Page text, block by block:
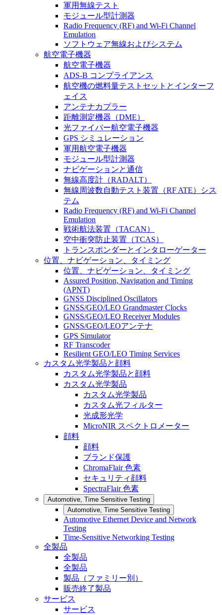
軍用無線テスト
モジュール型計測器
Radio Frequency (RF) and Wi-Fi Channel
Emulation
ソフトウェア無線およびシステム
航空電子機器
航空電子機器
ADS-B コンプライアンス
航空機の燃料量テストセットとインターフ
ェイス
アンテナカプラー
距離測定機器（DME）
光ファイバー航空電子機器
GPS シミュレーション
軍用航空電子機器
モジュール型計測器
ナビゲーションと通信
無線高度計（RADALT）
無線周波数自動テスト装置（RF ATE）シス
テム
Radio Frequency (RF) and Wi-Fi Channel
Emulation
戦術航法装置（TACAN）
空中衝突防止装置（TCAS）
トランスポンダーとインタローゲーター
位置、ナビゲーション、タイミング
位置、ナビゲーション、タイミング
Assured Position, Navigation and Timing
(APNT)
GNSS Disciplined Oscillators
GNSS/GEO/LEO Grandmaster Clocks
GNSS/GEO/LEO Receiver Modules
GNSS/GEO/LEOアンテナ
GPS Simulator
RF Transcoder
Resilient GEO/LEO Timing Services
カスタム光学製品と顔料
カスタム光学製品と顔料
カスタム光学製品
カスタム光学製品
カスタム光フィルター
光成形光学
MicroNIR スペクトロメーター
顔料
顔料
ブランド保護
ChromaFlair 色素
セキュリティ顔料
SpectraFlair 色素
Automotive, Time Sensitive Testing
Automotive, Time Sensitive Testing
Automotive Ethernet Device and Network
Testing
Time-Sensitive Networking Testing
全製品
全製品
全製品
製品（ファミリー別）
販売終了製品
サービス
サービス